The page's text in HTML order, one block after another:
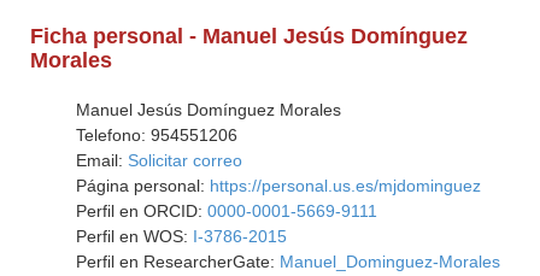
Ficha personal - Manuel Jesús Domínguez
Morales
Manuel Jesús Domínguez Morales
Telefono: 954551206
Email: Solicitar correo
Página personal: https://personal.us.es/mjdominguez
Perfil en ORCID: 0000-0001-5669-9111
Perfil en WOS: I-3786-2015
Perfil en ResearcherGate: Manuel_Dominguez-Morales